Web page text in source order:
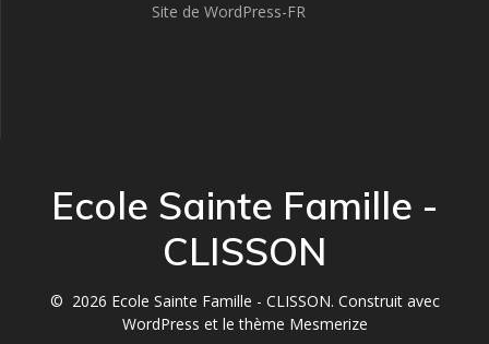
Site de WordPress-FR
Ecole Sainte Famille -
CLISSON
© 2026 Ecole Sainte Famille - CLISSON. Construit avec
WordPress et lethème Mesmerize